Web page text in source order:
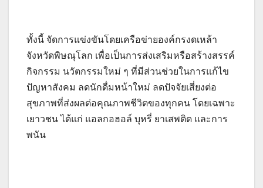
ทั้งนี้ จัดการแข่งขันโดยเครือข่ายองค์กรงดเหล้า
จังหวัดพิษณุโลก เพื่อเป็นการส่งเสริมหรือสร้างสรรค์
กิจกรรม นวัตกรรมใหม่ ๆ ที่มีส่วนช่วยในการแก้ไข
ปัญหาสังคม ลดนักดื่มหน้าใหม่ ลดปัจจัยเสี่ยงต่อ
สุขภาพที่ส่งผลต่อคุณภาพชีวิตของทุกคน โดยเฉพาะ
เยาวชน ได้แก่ แอลกอฮอล์ บุหรี่ ยาเสพติด และการ
พนัน